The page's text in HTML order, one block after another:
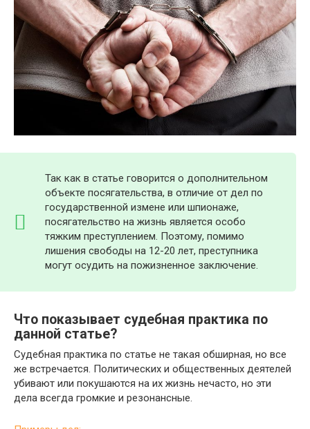
Так как в статье говорится о дополнительном
объекте посягательства, в отличие от дел по
государственной измене или шпионаже,
посягательство на жизнь является особо
тяжким преступлением. Поэтому, помимо
лишения свободы на 12-20 лет, преступника
могут осудить на пожизненное заключение.
Что показывает судебная практика по
данной статье?
Судебная практика по статье не такая обширная, но все
же встречается. Политических и общественных деятелей
убивают или покушаются на их жизнь нечасто, но эти
дела всегда громкие и резонансные.